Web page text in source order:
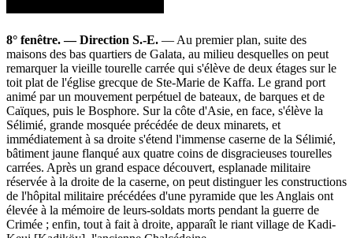
8° fenêtre. — Direction S.-E. — Au premier plan, suite des
maisons des bas quartiers de Galata, au milieu desquelles on peut
remarquer la vieille tourelle carrée qui s'élève de deux étages sur le
toit plat de l'église grecque de Ste-Marie de Kaffa. Le grand port
animé par un mouvement perpétuel de bateaux, de barques et de
Caïques, puis le Bosphore. Sur la côte d'Asie, en face, s'élève la
Sélimié, grande mosquée précédée de deux minarets, et
immédiatement à sa droite s'étend l'immense caserne de la Sélimié,
bâtiment jaune flanqué aux quatre coins de disgracieuses tourelles
carrées. Après un grand espace découvert, esplanade militaire
réservée à la droite de la caserne, on peut distinguer les constructions
de l'hôpital militaire précédées d'une pyramide que les Anglais ont
élevée à la mémoire de leurs-soldats morts pendant la guerre de
Crimée ; enfin, tout à fait à droite, apparaît le riant village de Kadi-